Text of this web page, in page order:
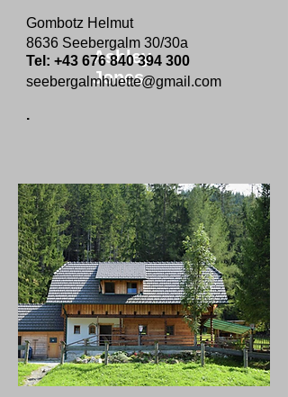
Gombotz Helmut
Ashley
Jones
8636 Seebergalm 30/30a
Tel: +43 676 840 394 300
seebergalmhuette@gmail.com
.